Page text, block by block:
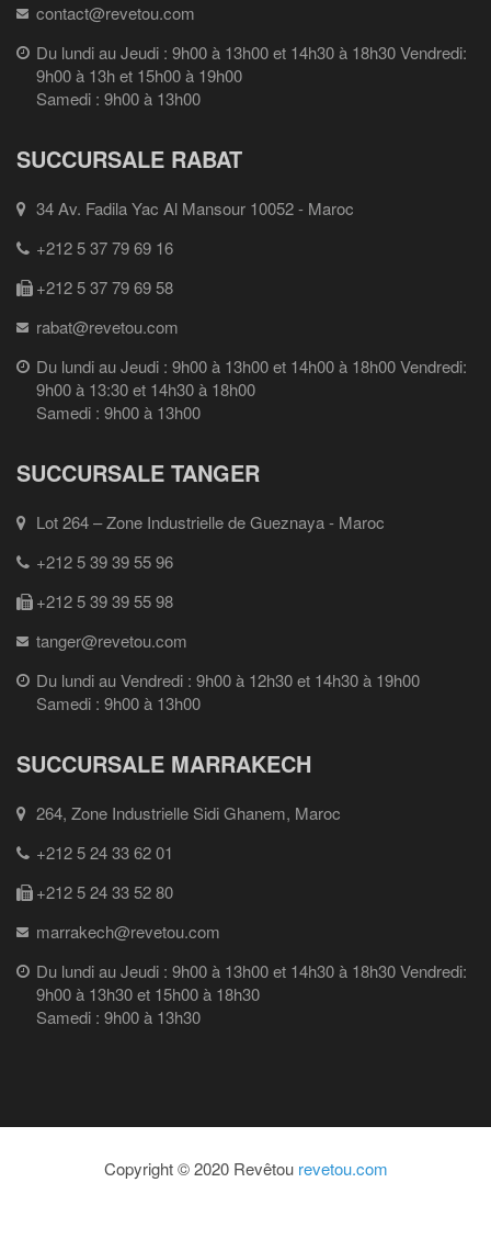
contact@revetou.com
Du lundi au Jeudi : 9h00 à 13h00 et 14h30 à 18h30 Vendredi:
9h00 à 13h et 15h00 à 19h00
Samedi : 9h00 à 13h00
SUCCURSALE RABAT
34 Av. Fadila Yac Al Mansour 10052 - Maroc
+212 5 37 79 69 16
+212 5 37 79 69 58
rabat@revetou.com
Du lundi au Jeudi : 9h00 à 13h00 et 14h00 à 18h00 Vendredi:
9h00 à 13:30 et 14h30 à 18h00
Samedi : 9h00 à 13h00
SUCCURSALE TANGER
Lot 264 – Zone Industrielle de Gueznaya - Maroc
+212 5 39 39 55 96
+212 5 39 39 55 98
tanger@revetou.com
Du lundi au Vendredi : 9h00 à 12h30 et 14h30 à 19h00
Samedi : 9h00 à 13h00
SUCCURSALE MARRAKECH
264, Zone Industrielle Sidi Ghanem, Maroc
+212 5 24 33 62 01
+212 5 24 33 52 80
marrakech@revetou.com
Du lundi au Jeudi : 9h00 à 13h00 et 14h30 à 18h30 Vendredi:
9h00 à 13h30 et 15h00 à 18h30
Samedi : 9h00 à 13h30
Copyright © 2020 Revêtou revetou.com